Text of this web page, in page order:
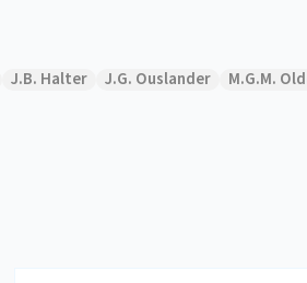
J.B. Halter J.G. Ouslander
M.G.M.